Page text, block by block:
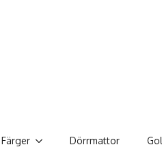
Färger Dörrmattor